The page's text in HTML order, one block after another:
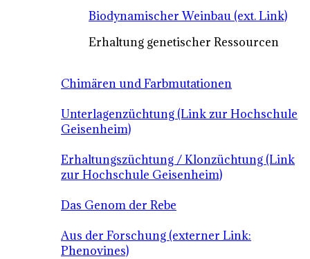
Biodynamischer Weinbau (ext. Link)
Erhaltung genetischer Ressourcen
Chimären und Farbmutationen
Unterlagenzüchtung (Link zur Hochschule
Geisenheim)
Erhaltungszüchtung / Klonzüchtung (Link
zur Hochschule Geisenheim)
Das Genom der Rebe
Aus der Forschung (externer Link:
Phenovines)